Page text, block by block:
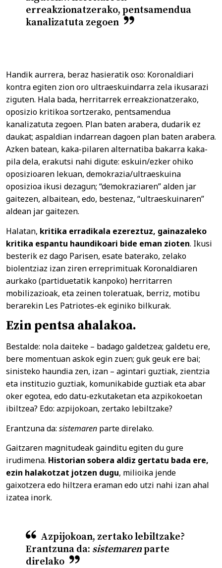
erreakzionatzerako, pentsamendua
kanalizatuta zegoen
Handik aurrera, beraz hasieratik oso: Koronaldiari
kontra egiten zion oro ultraeskuindarra zela ikusarazi
ziguten. Hala bada, herritarrek erreakzionatzerako,
oposizio kritikoa sortzerako, pentsamendua
kanalizatuta zegoen. Plan baten arabera, dudarik ez
daukat; aspaldian indarrean dagoen plan baten arabera.
Azken batean, kaka-pilaren alternatiba bakarra kaka-
pila dela, erakutsi nahi digute: eskuin/ezker ohiko
oposizioaren lekuan, demokrazia/ultraeskuina
oposizioa ikusi dezagun; “demokraziaren” alden jar
gaitezen, albaitean, edo, bestenaz, “ultraeskuinaren”
aldean jar gaitezen.
Halatan, kritika erradikala ezereztuz, gainazaleko
kritika espantu haundikoari bide eman zioten. Ikusi
besterik ez dago Parisen, esate baterako, zelako
biolentziaz izan ziren erreprimituak Koronaldiaren
aurkako (partiduetatik kanpoko) herritarren
mobilizazioak, eta zeinen toleratuak, berriz, motibu
berarekin Les Patriotes-ek eginiko bilkurak.
Ezin pentsa ahalakoa.
Bestalde: nola daiteke – badago galdetzea; galdetu ere,
bere momentuan askok egin zuen; guk geuk ere bai;
sinisteko haundia zen, izan – agintari guztiak, zientzia
eta instituzio guztiak, komunikabide guztiak eta abar
oker egotea, edo datu-ezkutaketan eta azpikokoetan
ibiltzea? Edo: azpijokoan, zertako lebiltzake?
Erantzuna da: sistemaren parte direlako.
Gaitzaren magnitudeak gainditu egiten du gure
irudimena. Historian sobera aldiz gertatu bada ere,
ezin halakotzat jotzen dugu, milioika jende
gaixotzera edo hiltzera eraman edo utzi nahi izan ahal
izatea inork.
Azpijokoan, zertako lebiltzake?
Erantzuna da: sistemarenparte
direlako